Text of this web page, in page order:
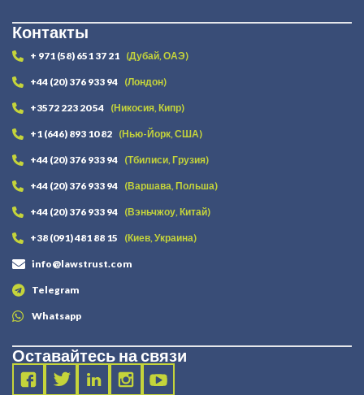
Контакты
+ 971 (58) 651 37 21 (Дубай, ОАЭ)
+44 (20) 376 933 94 (Лондон)
+3572 223 20 54 (Никосия, Кипр)
+1 (646) 893 10 82 (Нью-Йорк, США)
+44 (20) 376 933 94 (Тбилиси, Грузия)
+44 (20) 376 933 94 (Варшава, Польша)
+44 (20) 376 933 94 (Вэньчжоу, Китай)
+38 (091) 481 88 15 (Киев, Украина)
info@lawstrust.com
Telegram
Whatsapp
Оставайтесь на связи